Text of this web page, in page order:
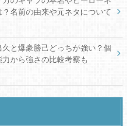
？名前の由来や元ネタについて
久と爆豪勝己どっちが強い？個
力から強さの比較考察も